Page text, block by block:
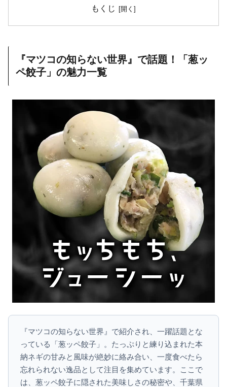
もくじ
『マツコの知らない世界』で話題！「葱ッ
ペ餃子」の魅力一覧
『マツコの知らない世界』で紹介され、一躍話題とな
っている「葱ッペ餃子」。たっぷりと練り込まれた本
納ネギの甘みと風味が絶妙に絡み合い、一度食べたら
忘れられない逸品として注目を集めています。ここで
は、葱ッペ餃子に隠された美味しさの秘密や、千葉県